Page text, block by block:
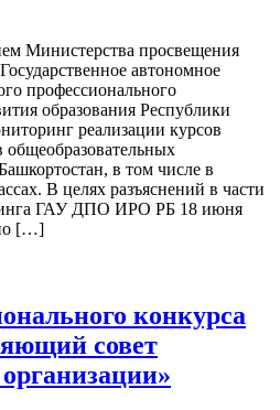
Министерства просвещения
автономное
профессионального
образования Республики
реализации курсов
общеобразовательных
в том числе в
В целях разъяснений в части
ГАУ ДПО ИРО РБ 18 июня
по […]
конкурса
совет